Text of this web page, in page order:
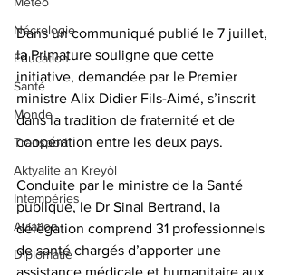
Nécrologie
Éducation
Santé
Monde
Transport
Aktyalite an Kreyòl
Intempéries
Aviation
Diplomatie
Dans un communiqué publié le 7 juillet,
la Primature souligne que cette
initiative, demandée par le Premier
ministre Alix Didier Fils-Aimé, s’inscrit
dans la tradition de fraternité et de
coopération entre les deux pays.
Conduite par le ministre de la Santé
publique, le Dr Sinal Bertrand, la
délégation comprend 31 professionnels
de santé chargés d’apporter une